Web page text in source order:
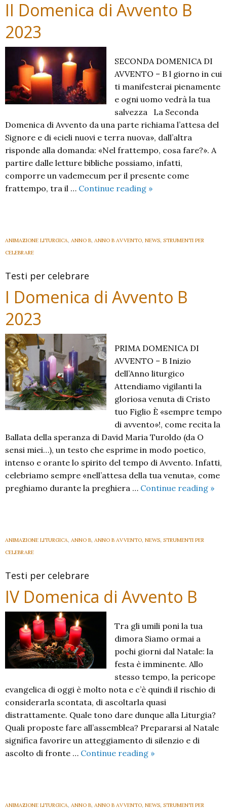
II Domenica di Avvento B
2023
SECONDA DOMENICA DI
AVVENTO – B l giorno in cui
ti manifesterai pienamente
e ogni uomo vedrà la tua
salvezza La Seconda
Domenica di Avvento da una parte richiama l’attesa del
Signore e di «cie­li nuovi e terra nuova», dall’altra
risponde alla domanda: «Nel frattempo, cosa fare?». A
partire dalle letture bibliche possiamo, infatti,
comporre un vademecum per il presente come
frattempo, tra il … Continue reading II
B
»
ANIMAZIONE LITURGICA, ANNO B, ANNO B AVVENTO, NEWS, STRUMENTI PER
CELEBRARE
Testi per celebrare
I Domenica di Avvento B
2023
PRIMA DOMENICA DI
AVVENTO – B Inizio
dell’Anno liturgico
Attendiamo vigilanti la
gloriosa venuta di Cristo
tuo Figlio È «sempre tempo
di avvento»!, come recita la
Ballata della speranza di David Maria Turoldo (da O
sensi miei…), un testo che esprime in modo poetico,
intenso e orante lo spirito del tempo di Avvento. Infatti,
celebriamo sempre «nell’attesa della tua venuta», come
preghiamo durante la preghiera … Continue reading I»
ANIMAZIONE LITURGICA, ANNO B, ANNO B AVVENTO, NEWS, STRUMENTI PER
CELEBRARE
Testi per celebrare
IV Domenica di Avvento B
Tra gli umili poni la tua
dimora Siamo ormai a
pochi giorni dal Natale: la
festa è imminente. Allo
stesso tempo, la pericope
evangelica di oggi è molto nota e c’è quindi il rischio di
considerarla scontata, di ascoltarla quasi
distrattamente. Quale tono dare dunque alla Liturgia?
Quali proposte fare all’assemblea? Prepararsi al Nata­le
significa favorire un atteggiamento di silenzio e di
ascolto di fronte … Continue reading IV
B
»
ANIMAZIONE LITURGICA, ANNO B, ANNO B AVVENTO, NEWS, STRUMENTI PER